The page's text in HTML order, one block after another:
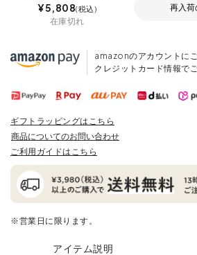
¥5,808 税込
在庫切れ
再入荷
amazonのアカウントに
クレジットカード情報で
ギフトラッピングはこちら
商品についてのお問い合わせ
ご利用ガイドはこちら
※営業日に限ります。
アイテム説明